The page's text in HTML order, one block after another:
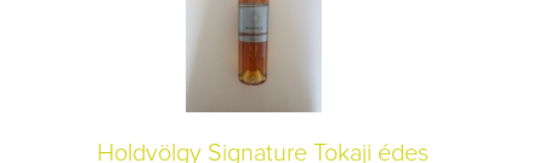
Holdvölgy Signature Tokaji édes